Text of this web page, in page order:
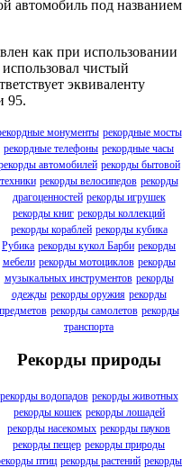
автомобиль под названием
как при использовании
чистый
эквиваленту
95.
монументы рекордные мосты
рекордные телефоны рекордные часы
автомобилей рекорды бытовой
техники рекорды велосипедов рекорды
драгоценностей рекорды игрушек
рекорды книг рекорды коллекций
рекорды кораблей рекорды кубика
Рубика рекорды кукол Барби рекорды
мебели рекорды мотоциклов рекорды
музыкальных инструментов рекорды
одежды рекорды оружия рекорды
предметов рекорды самолетов рекорды
транспорта
Рекорды природы
рекорды водопадов рекорды животных
рекорды кошек рекорды лошадей
рекорды насекомых рекорды пауков
рекорды пещер рекорды природы
птиц рекорды растений рекорды